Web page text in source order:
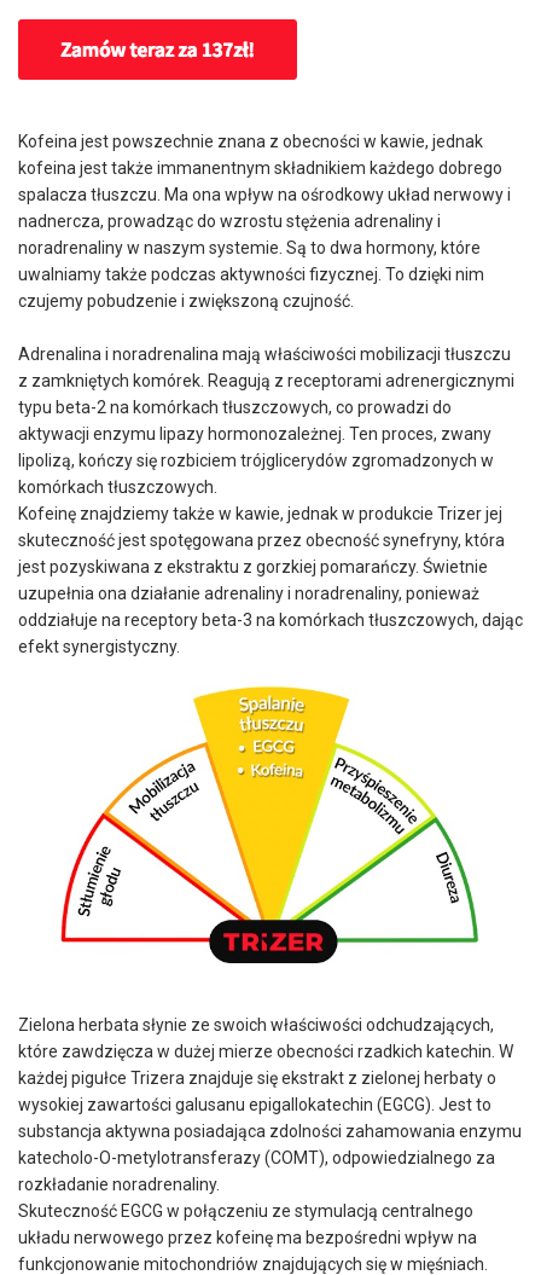
Kofeina jest powszechnie znana z obecności w kawie, jednak
kofeina jest także immanentnym składnikiem każdego dobrego
spalacza tłuszczu. Ma ona wpływ na ośrodkowy układ nerwowy i
nadnercza, prowadząc do wzrostu stężenia adrenaliny i
noradrenaliny w naszym systemie. Są to dwa hormony, które
uwalniamy także podczas aktywności fizycznej. To dzięki nim
czujemy pobudzenie i zwiększoną czujność.
Adrenalina i noradrenalina mają właściwości mobilizacji tłuszczu
z zamkniętych komórek. Reagują z receptorami adrenergicznymi
typu beta-2 na komórkach tłuszczowych, co prowadzi do
aktywacji enzymu lipazy hormonozależnej. Ten proces, zwany
lipolizą, kończy się rozbiciem trójglicerydów zgromadzonych w
komórkach tłuszczowych.
Kofeinę znajdziemy także w kawie, jednak w produkcie Trizer jej
skuteczność jest spotęgowana przez obecność synefryny, która
jest pozyskiwana z ekstraktu z gorzkiej pomarańczy. Świetnie
uzupełnia ona działanie adrenaliny i noradrenaliny, ponieważ
oddziałuje na receptory beta-3 na komórkach tłuszczowych, dając
efekt synergistyczny.
Zielona herbata słynie ze swoich właściwości odchudzających,
które zawdzięcza w dużej mierze obecności rzadkich katechin. W
każdej pigułce Trizera znajduje się ekstrakt z zielonej herbaty o
wysokiej zawartości galusanu epigallokatechin (EGCG). Jest to
substancja aktywna posiadająca zdolności zahamowania enzymu
katecholo-O-metylotransferazy (COMT), odpowiedzialnego za
rozkładanie noradrenaliny.
Skuteczność EGCG w połączeniu ze stymulacją centralnego
układu nerwowego przez kofeinę ma bezpośredni wpływ na
funkcjonowanie mitochondriów znajdujących się w mięśniach.